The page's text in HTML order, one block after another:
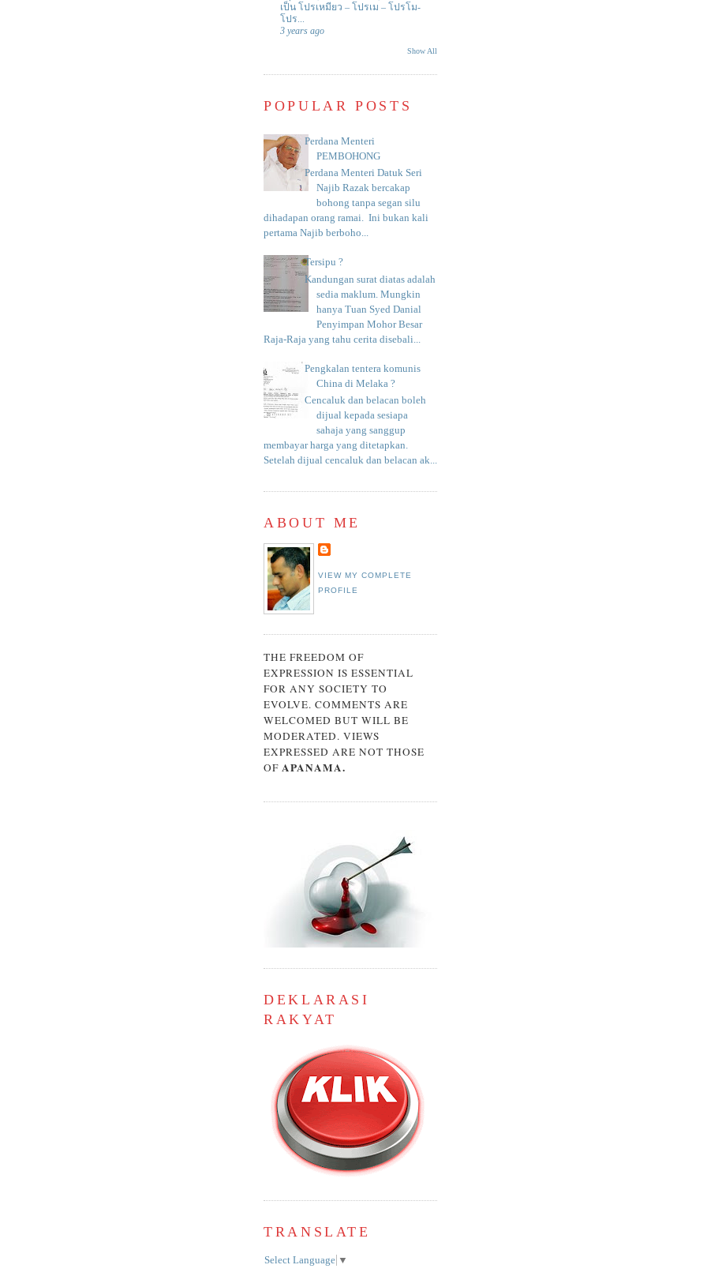
เป็น โปรเหมียว – โปรเม – โปรโม-
โปร...
3 years ago
Show All
POPULAR POSTS
Perdana Menteri
PEMBOHONG
Perdana Menteri Datuk Seri
Najib Razak bercakap
bohong tanpa segan silu
dihadapan orang ramai. Ini bukan kali
pertama Najib berboho...
Tersipu ?
Kandungan surat diatas adalah
sedia maklum. Mungkin
hanya Tuan Syed Danial
Penyimpan Mohor Besar
Raja-Raja yang tahu cerita disebali...
Pengkalan tentera komunis
China di Melaka ?
Cencaluk dan belacan boleh
dijual kepada sesiapa
sahaja yang sanggup
membayar harga yang ditetapkan.
Setelah dijual cencaluk dan belacan ak...
ABOUT ME
VIEW MY COMPLETE
PROFILE
THE FREEDOM OF
EXPRESSION IS ESSENTIAL
FOR ANY SOCIETY TO
EVOLVE. COMMENTS ARE
WELCOMED BUT WILL BE
MODERATED. VIEWS
EXPRESSED ARE NOT THOSE
OF APANAMA.
DEKLARASI
RAKYAT
TRANSLATE
Select Language ▼